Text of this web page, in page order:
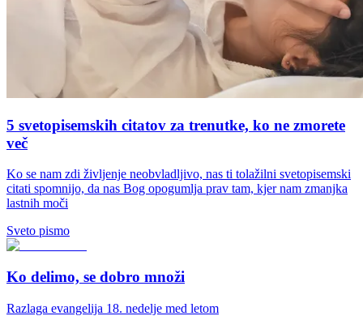
5 svetopisemskih citatov za trenutke, ko ne zmorete
več
Ko se nam zdi življenje neobvladljivo, nas ti tolažilni svetopisemski
citati spomnijo, da nas Bog opogumlja prav tam, kjer nam zmanjka
lastnih moči
Sveto pismo
Ko delimo, se dobro množi
Razlaga evangelija 18. nedelje med letom